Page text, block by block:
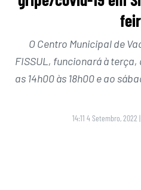
O Centro Municipal de
FISSUL, funcionará à
as 14h00 às 18h00 e ao
14:11 4 Setembro, 2022 |